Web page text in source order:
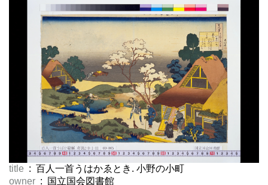
title : 百人一首うはかゑとき. 小野の小町
owner : 国立国会図書館